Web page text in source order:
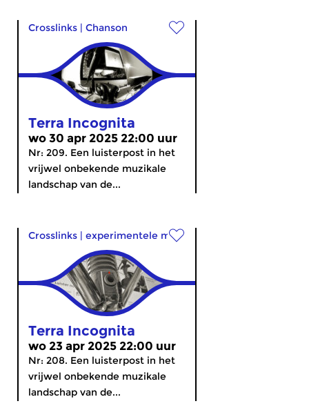
Crosslinks | Chanson
Terra Incognita
wo 30 apr 2025 22:00 uur
Nr: 209. Een luisterpost in het
vrijwel onbekende muzikale
landschap van de...
Crosslinks | experimentele muziek
Terra Incognita
wo 23 apr 2025 22:00 uur
Nr: 208. Een luisterpost in het
vrijwel onbekende muzikale
landschap van de...